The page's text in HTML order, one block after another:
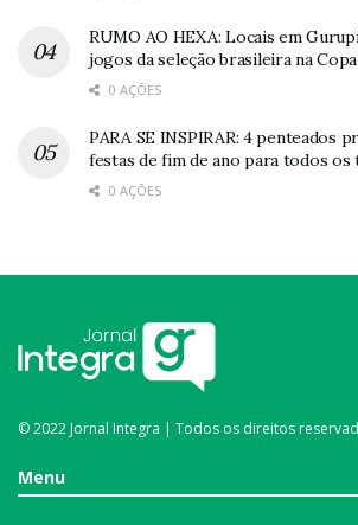
RUMO AO HEXA: Locais em
jogos da seleção brasileira na Copa
0 AÇÕES
PARA SE INSPIRAR: 4 penteados
festas de fim de ano para todos os
0 AÇÕES
© 2022 Jornal Integra | Todos os direitos
Menu